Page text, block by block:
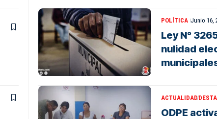
POLÍTICA Junio 16,
Ley N°
nulidad
ACTUALIDAD
ODPE